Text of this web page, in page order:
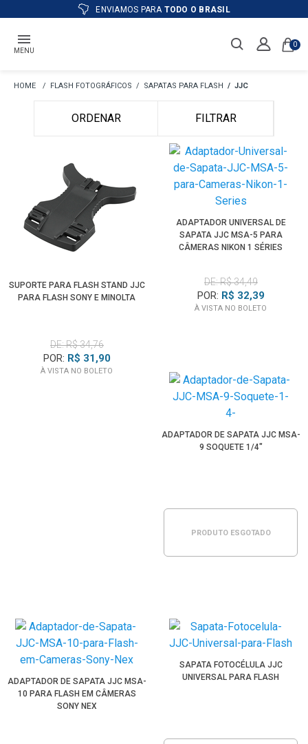
ATÉ12XE PREÇO ESPECIAL NO BOLETO
MENU
0
FLASH FOTOGRÁFICOS SAPATAS PARA FLASH JJC
ORDENAR FILTRAR
SUPORTE PARA FLASH STAND JJC
PARA FLASH SONY E MINOLTA
DE: R$ 34,76
POR: R$ 31,90
À VISTA NO BOLETO
ADAPTADOR UNIVERSAL DE
SAPATA JJC MSA-5 PARA
CÂMERAS NIKON 1 SÉRIES
DE: R$ 34,49
POR: R$ 32,39
À VISTA NO BOLETO
ADAPTADOR DE SAPATA JJC MSA-
9 SOQUETE 1/4"
PRODUTO ESGOTADO
ADAPTADOR DE SAPATA JJC MSA-
10 PARA FLASH EM CÂMERAS
SONY NEX
SAPATA FOTOCÉLULA JJC
UNIVERSAL PARA FLASH